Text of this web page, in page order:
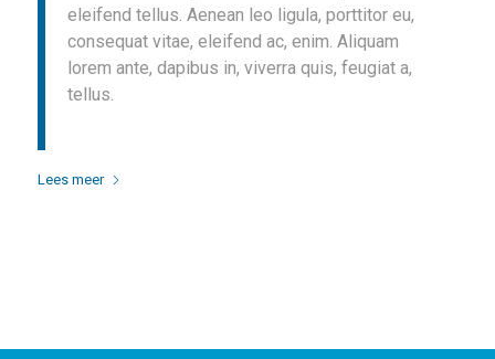
eleifend tellus. Aenean leo ligula, porttitor eu,
consequat vitae, eleifend ac, enim. Aliquam
lorem ante, dapibus in, viverra quis, feugiat a,
tellus.
Lees meer